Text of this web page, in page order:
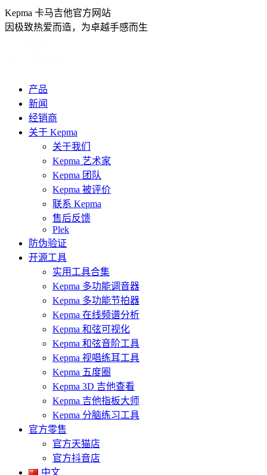
跳
转
Kepma 卡马吉他官方网站
因极致热爱而造，为卓越手感而生
产品
新闻
经销商
关于 Kepma
关于我们
Kepma 艺术家
Kepma 团队
Kepma 被评价
联系 Kepma
售后反馈
Plek
防伪验证
开源工具
实用工具合集
Kepma 多功能调音器
Kepma 多功能节拍器
Kepma 在线频谱分析
Kepma 和弦可视化
Kepma 和弦音阶工具
Kepma 视唱练耳工具
Kepma 五度圈
Kepma 3D 吉他查看
Kepma 吉他指板大师
Kepma 分脑练习工具
官方零售
官方天猫店
官方抖音店
中文